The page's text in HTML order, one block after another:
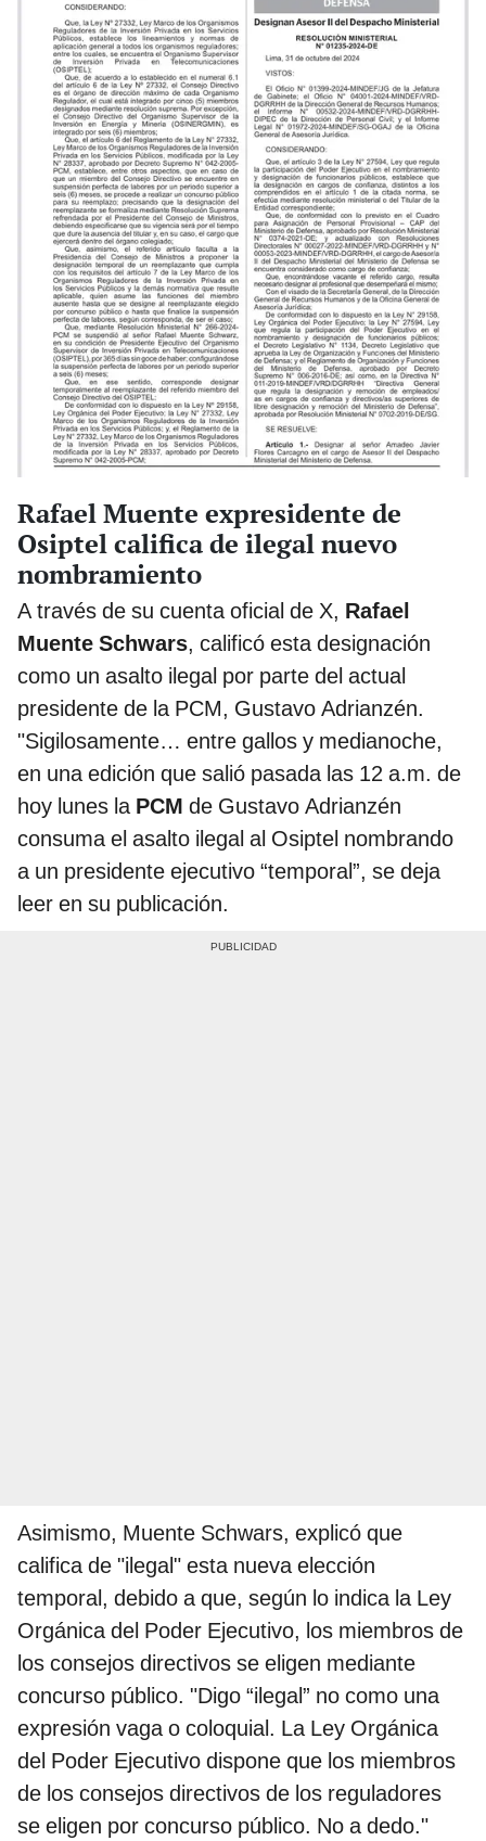
Rafael Muente expresidente de
Osiptel califica de ilegal nuevo
nombramiento
A través de su cuenta oficial de X, Rafael
Muente Schwars, calificó esta designación
como un asalto ilegal por parte del actual
presidente de la PCM, Gustavo Adrianzén.
"Sigilosamente… entre gallos y medianoche,
en una edición que salió pasada las 12 a.m. de
hoy lunes laPCM de Gustavo Adrianzén
consuma el asalto ilegal al Osiptel nombrando
a un presidente ejecutivo “temporal”, se deja
leer en su publicación.
Asimismo, Muente Schwars, explicó que
califica de "ilegal" esta nueva elección
temporal, debido a que, según lo indica la Ley
Orgánica del Poder Ejecutivo, los miembros de
los consejos directivos se eligen mediante
concurso público. "Digo “ilegal” no como una
expresión vaga o coloquial. La Ley Orgánica
del Poder Ejecutivo dispone que los miembros
de los consejos directivos de los reguladores
se eligen por concurso público. No a dedo."